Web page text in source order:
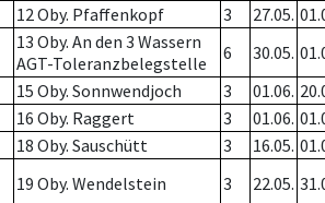
12 Oby. Pfaffenkopf 3 27.05.
13 Oby. An den 3 Wassern
AGT-Toleranzbelegstelle
6 30.05.
15 Oby. Sonnwendjoch 3 01.06.
16 Oby. Raggert 3 01.06.
18 Oby. Sauschütt 3 16.05.
19 Oby. Wendelstein 3 22.05.